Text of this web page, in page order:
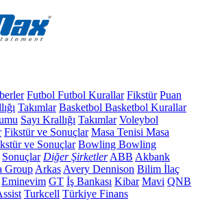
Futbol Futbol Kurallar Fikstür Puan
Takımlar Basketbol Basketbol Kurallar
Sayı Krallığı Takımlar Voleybol
Fikstür ve Sonuçlar Masa Tenisi Masa
ve Sonuçlar Bowling Bowling
Sonuçlar Diğer Şirketler ABB Akbank
Group Arkas Avery Dennison Bilim İlaç
Eminevim GT İş Bankası Kibar Mavi QNB
Turkcell Türkiye Finans